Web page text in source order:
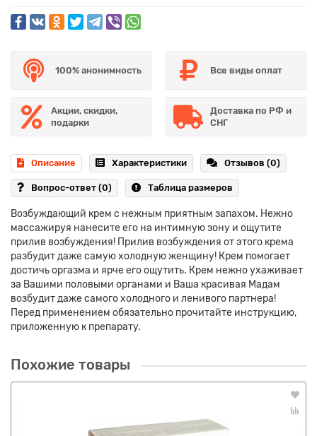
100% анонимность Все виды оплат
Акции, скидки,
подарки
Доставка по РФ и
СНГ
Описание Характеристики Отзывов (0)
Вопрос-ответ (0) Таблица размеров
Возбуждающий крем с нежным приятным запахом. Нежно
массажируя нанесите его на интимную зону и ощутите
прилив возбуждения! Прилив возбуждения от этого крема
разбудит даже самую холодную женщину! Крем помогает
достичь оргазма и ярче его ощутить. Крем нежно ухаживает
за Вашими половыми органами и Ваша красивая Мадам
возбудит даже самого холодного и ленивого партнера!
Перед применением обязательно прочитайте инструкцию,
приложенную к препарату.
Похожие товары